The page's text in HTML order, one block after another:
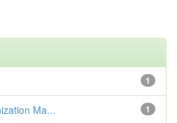
1
1
Ma...